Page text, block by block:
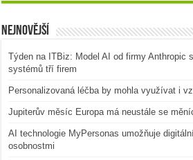
Nejnovější
Týden na ITBiz: Model AI od firmy Anthropic
systémů tří firem
Personalizovaná léčba by mohla využívat i
Jupiterův měsíc Europa má neustále se
AI technologie MyPersonas umožňuje
osobnostmi